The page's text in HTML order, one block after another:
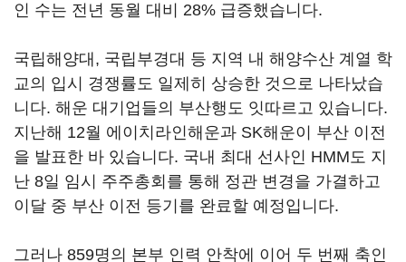
인 수는 전년 동월 대비 28% 급증했습니다.
국립해양대, 국립부경대 등 지역 내 해양수산 계열 학
교의 입시 경쟁률도 일제히 상승한 것으로 나타났습
니다. 해운 대기업들의 부산행도 잇따르고 있습니다.
지난해 12월 에이치라인해운과 SK해운이 부산 이전
을 발표한 바 있습니다. 국내 최대 선사인 HMM도 지
난 8일 임시 주주총회를 통해 정관 변경을 가결하고
이달 중 부산 이전 등기를 완료할 예정입니다.
그러나 859명의 본부 인력 안착에 이어 두 번째 축인